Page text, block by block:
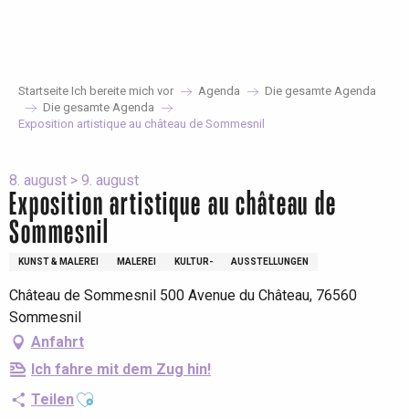
Startseite Ich bereite mich vor Agenda
Die gesamte Agenda
Die gesamte Agenda
Exposition artistique au château de Sommesnil
8. august > 9. august
Exposition artistique au château de
Sommesnil
KUNST & MALEREI MALEREI KULTUR- AUSSTELLUNGEN
Château de Sommesnil 500 Avenue du Château, 76560
Sommesnil
Anfahrt
Ich fahre mit dem Zug hin!
TeilenAjouter aux favoris